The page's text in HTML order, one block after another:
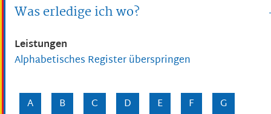
Was erledige ich wo?
Leistungen
Alphabetisches Register überspringen
A B C D E F
G